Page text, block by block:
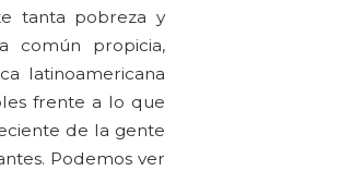
tanta pobreza y
común propicia,
latinoamericana
frente a lo que
de la gente
Podemos ver